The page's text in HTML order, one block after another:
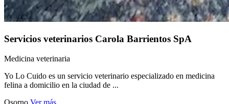
Servicios veterinarios Carola Barrientos SpA
Medicina veterinaria
Yo Lo Cuido es un servicio veterinario especializado en medicina
felina a domicilio en la ciudad de ...
Osorno Ver más